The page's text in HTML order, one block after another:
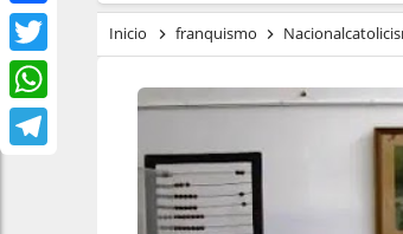
Facebook
Twitter
WhatsApp
Inicio franquismo